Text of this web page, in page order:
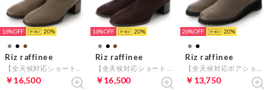
16% 20
Riz raffinee
￥16,500
16% 20
Riz raffinee
￥16,500
26% 20
Riz raffinee
￥13,750